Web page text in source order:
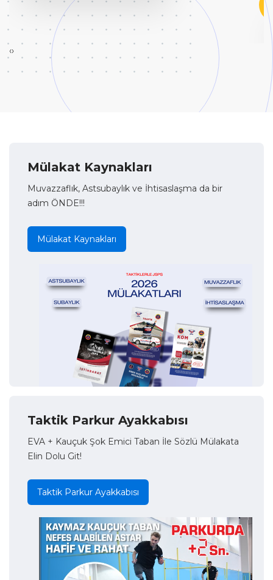
‹›
Mülakat Kaynakları
Muvazzaflık, Astsubaylık ve İhtisaslaşma da bir
adım ÖNDE!!!
Mülakat Kaynakları
Taktik Parkur Ayakkabısı
EVA + Kauçuk Şok Emici Taban İle Sözlü Mülakata
Elin Dolu Git!
Taktik Parkur Ayakkabısı